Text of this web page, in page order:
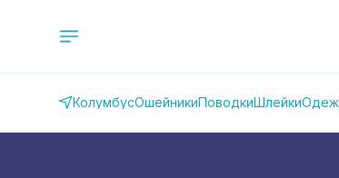
КолумбусОшейникиПоводкиШлейки